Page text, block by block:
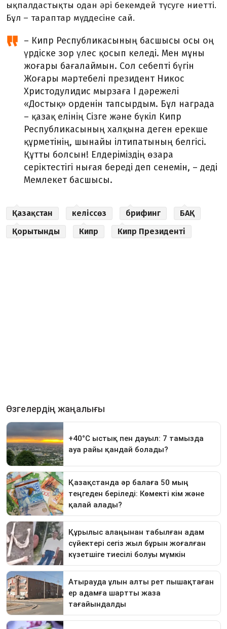
ықпалдастықты одан әрі бекемдей түсуге ниетті.
Бұл – тараптар мүддесіне сай.
– Кипр Республикасының басшысы осы оң
үрдіске зор үлес қосып келеді. Мен мұны
жоғары бағалаймын. Сол себепті бүгін
Жоғары мәртебелі президент Никос
Христодулидис мырзаға І дәрежелі
«Достық» орденін тапсырдым. Бұл награда
– қазақ елінің Сізге және бүкіл Кипр
Республикасының халқына деген ерекше
құрметінің, шынайы ілтипатының белгісі.
Құтты болсын! Елдеріміздің өзара
серіктестігі нығая береді деп сенемін, – деді
Мемлекет басшысы.
Қазақстан келіссөз брифинг
БАҚ
Қорытынды
Кипр Кипр Президенті